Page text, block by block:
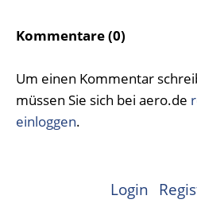
Kommentare (0)
Um einen Kommentar
müssen Sie sich bei aero.de
einloggen.
Login